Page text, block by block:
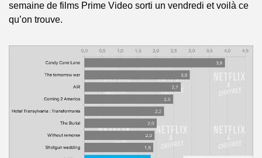
semaine de films Prime Video sorti un vendredi et voilà ce
qu’on trouve.